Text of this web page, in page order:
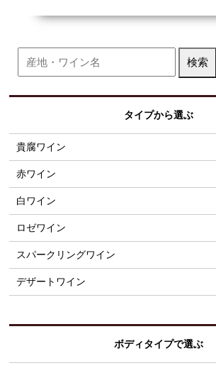
タイプから選ぶ
貴腐ワイン
赤ワイン
白ワイン
ロゼワイン
スパークリングワイン
デザートワイン
ボディタイプで選ぶ